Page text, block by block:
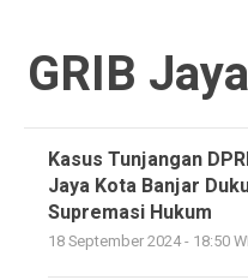
GRIB
Kasus Tunjangan
Jaya Kota Banjar
Supremasi Hukum
18 September 2024 - 18:50